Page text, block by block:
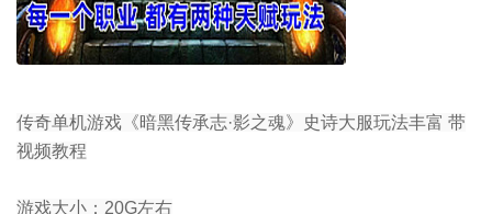
传奇单机游戏《暗黑传承志·影之魂》史诗大服玩法丰富 带
视频教程
游戏大小：20G左右